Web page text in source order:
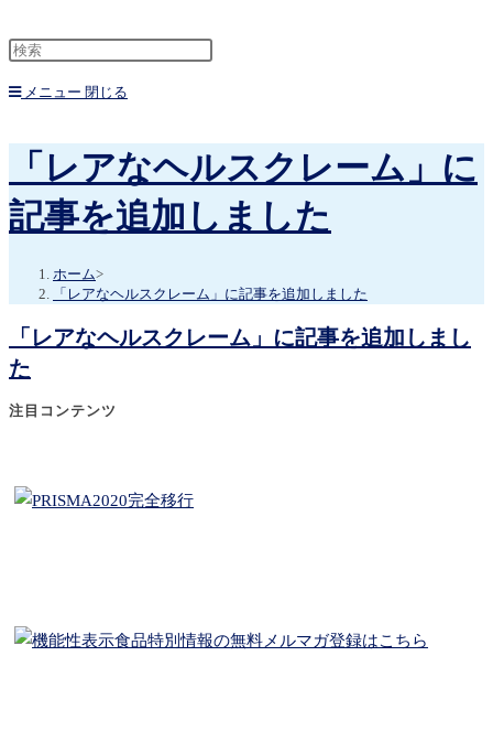
メニュー 閉じる
「レアなヘルスクレーム」に
記事を追加しました
ホーム>
「レアなヘルスクレーム」に記事を追加しました
「レアなヘルスクレーム」に記事を追加しまし
た
注目コンテンツ